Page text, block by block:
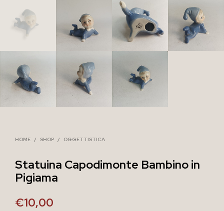
HOME / SHOP / OGGETTISTICA
Statuina Capodimonte Bambino in
Pigiama
€10,00